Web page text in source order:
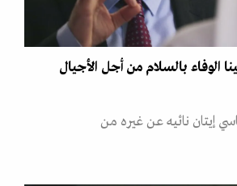
الوفاء بالسلام من أجل الأجيال
إيتان نائيه عن غيره من